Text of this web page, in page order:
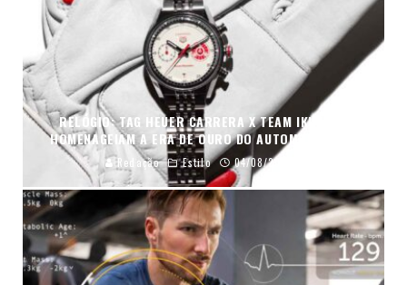
RELÓGIO: TAG HEUER CARRERA X TEAM IKUZAWA
HOMENAGEIAM A ERA DE OURO DO AUTOMOBILISMO
Redação Estilo 04/08/2026